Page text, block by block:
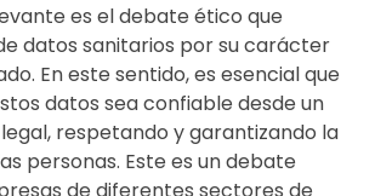
es el debate ético que
datos sanitarios por su carácter
En este sentido, es esencial que
datos sea confiable desde un
respetando y garantizando la
personas. Este es un debate
de diferentes sectores de